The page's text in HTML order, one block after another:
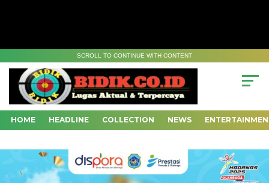
SCROLL TO CONTINUE WITH CONTENT
HOME HEADLINE COLLECTION NEWS